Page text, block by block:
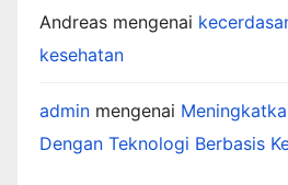
Andreas mengenai
kesehatan
admin mengenai
Dengan Teknologi Berbasis